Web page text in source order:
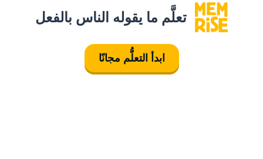
تعلَّم ما يقوله الناس بالفعل
ابدأ التعلُّم مجانًا